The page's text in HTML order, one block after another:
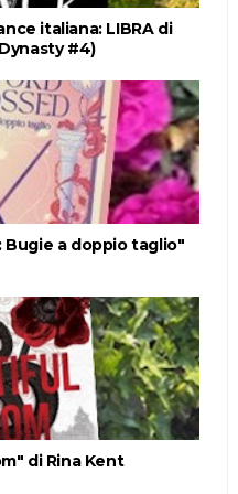
italiana: LIBRA di
#4)
Bugie a doppio taglio"
di Rina Kent